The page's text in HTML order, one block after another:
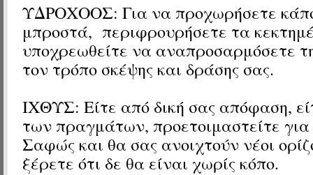
ΥΔΡΟΧΟΟΣ: Για να προχωρήσετε
μπροστά, περιφρουρήσετε τα
υποχρεωθείτε να αναπροσαρμόσετε
τον τρόπο σκέψης και δράσης σας.
ΙΧΘΥΣ: Είτε από δική σας απόφαση,
των πραγμάτων, προετοιμαστείτε
Σαφώς και θα σας ανοιχτούν νέοι
ξέρετε ότι δε θα είναι χωρίς κόπο.